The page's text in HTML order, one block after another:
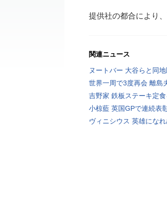
提供社の都合により
関連ニュース
ヌートバー 大谷らと同
世界一周で3度再会 離島
吉野家 鉄板ステーキ定
小椋藍 英国GPで連続表
ヴィニシウス 英雄になれ